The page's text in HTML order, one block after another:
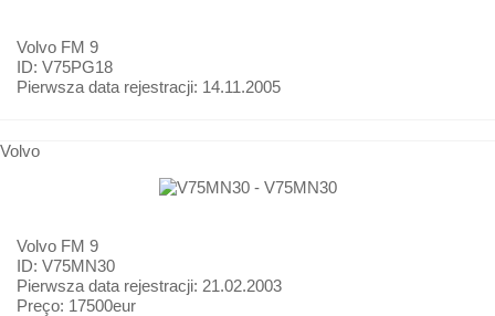
Volvo FM 9
ID: V75PG18
Pierwsza data rejestracji: 14.11.2005
Volvo
Volvo FM 9
ID: V75MN30
Pierwsza data rejestracji: 21.02.2003
Preço: 17500eur